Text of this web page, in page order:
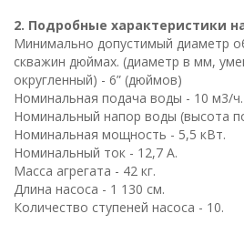
2. Подробные характеристики
Минимально допустимый диаметр
скважин дюймах. (диаметр в мм,
округленный) - 6” (дюймов)
Номинальная подача воды - 10 м3/ч.
Номинальный напор воды (высота
Номинальная мощность - 5,5 кВт.
Номинальный ток - 12,7 А.
Масса агрегата - 42 кг.
Длина насоса - 1 130 см.
Количество ступеней насоса - 10.